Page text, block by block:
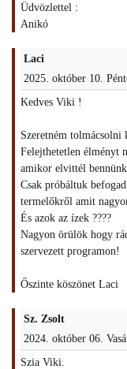
Üdvözlettel :
Anikó
Laci
2025. október 10.
Kedves Viki !
Szeretném tolmácsolni
Felejthetetlen élményt
amikor elvittél
Csak próbáltuk
termelőkről amit
És azok az ízek ????
Nagyon örülök hogy
szervezett programon!
Őszinte köszönet Laci
Sz. Zsolt
2024. október 06.
Szia Viki.